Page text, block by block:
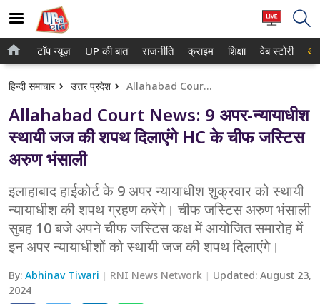
होम
टॉप न्यूज़
UP की बात
राजनीति
क्राइम
शिक्षा
वेब स्टोरी
टॉप न्यूज़ UP की बात राजनीति क्राइम शिक्षा वेब स्टोरी
हिन्दी समाचार उत्तर प्रदेश Allahabad Court News: 9 अपर-न्यायाधीश स्थायी जज की शपथ दिलाएंगे HC के चीफ जस्टिस अरुण भंसाली
Allahabad Court News: 9 अपर-न्यायाधीश
स्थायी जज की शपथ दिलाएंगे HC के चीफ जस्टिस
अरुण भंसाली
इलाहाबाद हाईकोर्ट के 9 अपर न्यायाधीश शुक्रवार को स्थायी
न्यायाधीश की शपथ ग्रहण करेंगे। चीफ जस्टिस अरुण भंसाली
सुबह 10 बजे अपने चीफ जस्टिस कक्ष में आयोजित समारोह में
इन अपर न्यायाधीशों को स्थायी जज की शपथ दिलाएंगे।
By:Abhinav Tiwari RNI News Network Updated:August 23,
2024
गाजियाबाद
लखनऊ
कानपुर
वाराणसी
आगरा
अयोध्या
अलीगढ़